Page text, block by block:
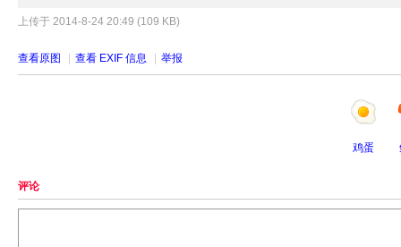
上传于 2014-8-24 20:49 (109 KB)
查看原图 查看 EXIF 信息 举报
鸡蛋
评论